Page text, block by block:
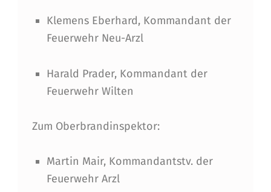
N
T
O
Ä
Klemens Eberhard, Kommandant der
Feuerwehr Neu-Arzl
Harald Prader, Kommandant der
Feuerwehr Wilten
Zum Oberbrandinspektor:
Martin Mair, Kommandantstv. der
Feuerwehr Arzl